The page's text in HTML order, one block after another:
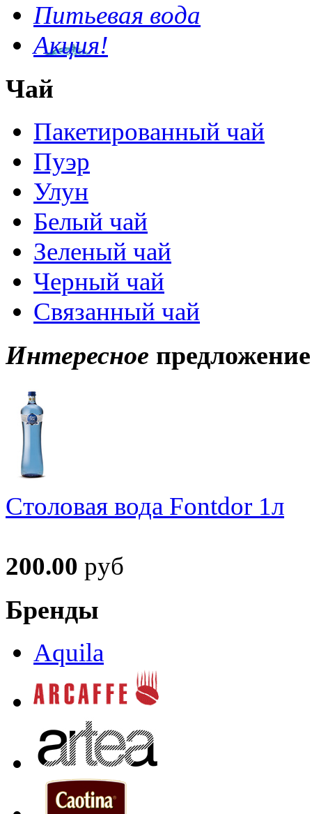
Питьевая вода
Акция!
Чай
Пакетированный чай
Пуэр
Улун
Белый чай
Зеленый чай
Черный чай
Связанный чай
Интересное предложение
Столовая вода Fontdor 1л
200.00 руб
Бренды
Aquila